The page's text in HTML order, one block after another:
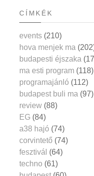
CÍMKÉK
events (210)
hova menjek ma
budapesti éjszaka
ma esti program (118)
programajánló (112)
budapest buli ma (97)
review (88)
EG (84)
a38 hajó (74)
corvintető (74)
fesztivál (64)
techno (61)